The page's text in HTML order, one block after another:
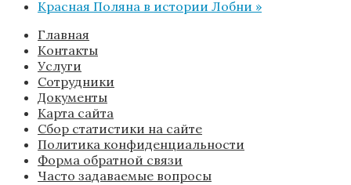
Красная Поляна в истории Лобни »
Главная
Контакты
Услуги
Сотрудники
Документы
Карта сайта
Сбор статистики на сайте
Политика конфиденциальности
Форма обратной связи
Часто задаваемые вопросы